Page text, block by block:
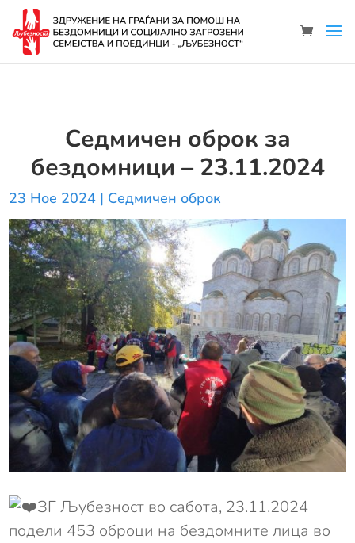
Седмичен оброк за
бездомници – 23.11.2024
23 Ное 2024 | Седмичен оброк
ЗГ Љубезност во сабота, 23.11.2024
подели 453 оброци на бездомните лица во